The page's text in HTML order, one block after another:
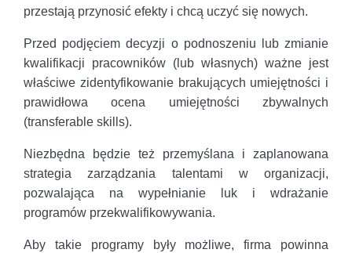
przestają przynosić efekty i chcą uczyć się nowych.
Przed podjęciem decyzji o podnoszeniu lub zmianie
kwalifikacji pracowników (lub własnych) ważne jest
właściwe zidentyfikowanie brakujących umiejętności i
prawidłowa ocena umiejętności zbywalnych
(transferable skills).
Niezbędna będzie też przemyślana i zaplanowana
strategia zarządzania talentami w organizacji,
pozwalająca na wypełnianie luk i wdrażanie
programów przekwalifikowywania.
Aby takie programy były możliwe, firma powinna